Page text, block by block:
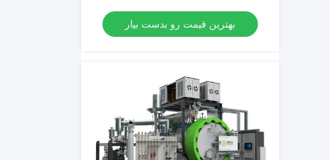
1600℃
بهترین قیمت رو بدست بیار